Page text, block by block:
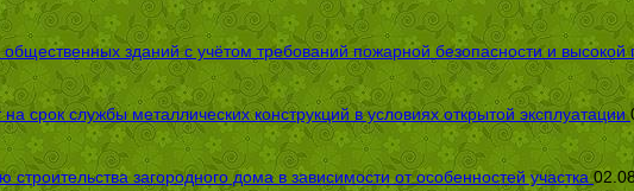
зданий с учётом требований пожарной безопасности и высокой
срок службы металлических конструкций в условиях открытой эксплуатации
строительства загородного дома в зависимости от особенностей участка